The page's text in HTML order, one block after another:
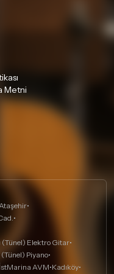
Metni
•
•
(Tünel) Elektro Gitar•
(Tünel) Piyano•
İstMarina AVM•Kadıköy•